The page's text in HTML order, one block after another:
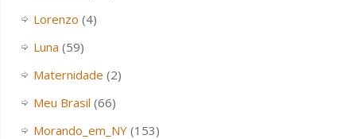
Lorenzo (4)
Luna (59)
Maternidade (2)
Meu Brasil (66)
Morando_em_NY(153)